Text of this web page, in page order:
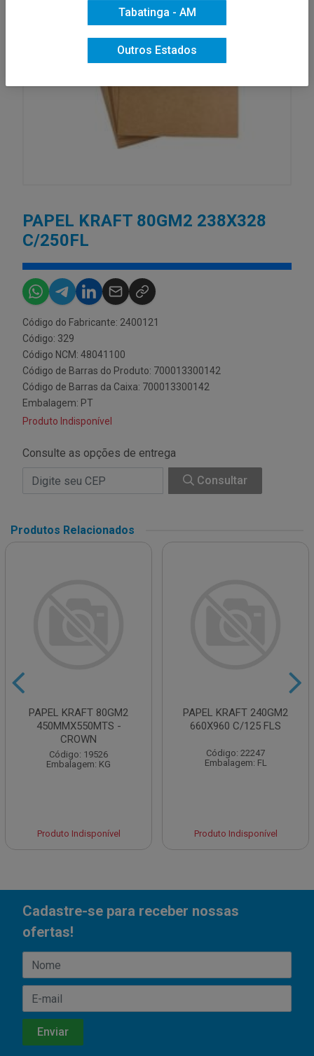
PAPEL KRAFT 80GM2 238X328
C/250FL
Código do Fabricante: 2400121
Código: 329
Código NCM: 48041100
Código de Barras do Produto: 700013300142
Código de Barras da Caixa: 700013300142
Embalagem: PT
Produto Indisponível
Consulte as opções de entrega
Consultar
Produtos Relacionados
PAPEL KRAFT 80GM2
450MMX550MTS -
CROWN
Código: 19526
Embalagem: KG
Produto Indisponível
PAPEL KRAFT 240GM2
660X960 C/125 FLS
Código: 22247
Embalagem: FL
Produto Indisponível
Cadastre-se para receber nossas
ofertas!
Tabatinga - AM
Outros Estados